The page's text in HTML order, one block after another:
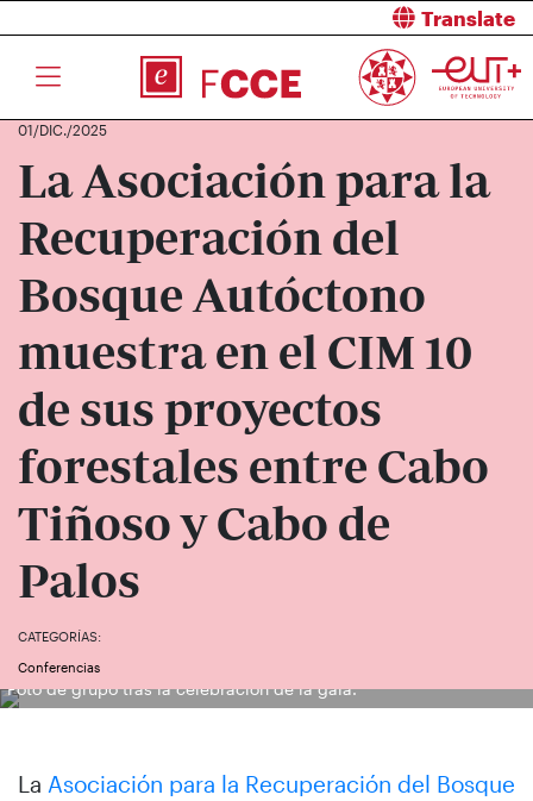
Translate
01/DIC./2025
La Asociación para la
Recuperación del
Bosque Autóctono
muestra en el CIM 10
de sus proyectos
forestales entre Cabo
Tiñoso y Cabo de
Palos
CATEGORÍAS:
Conferencias
Foto de grupo tras la celebración de la gala.
La Asociación para la Recuperación del Bosque